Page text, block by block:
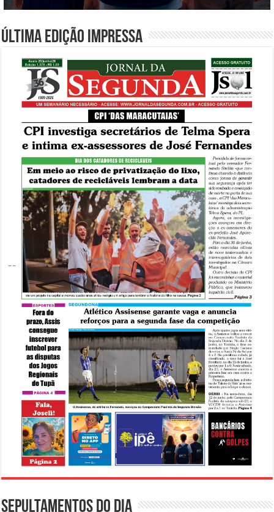
Última edição impressa
Sepultamentos do dia